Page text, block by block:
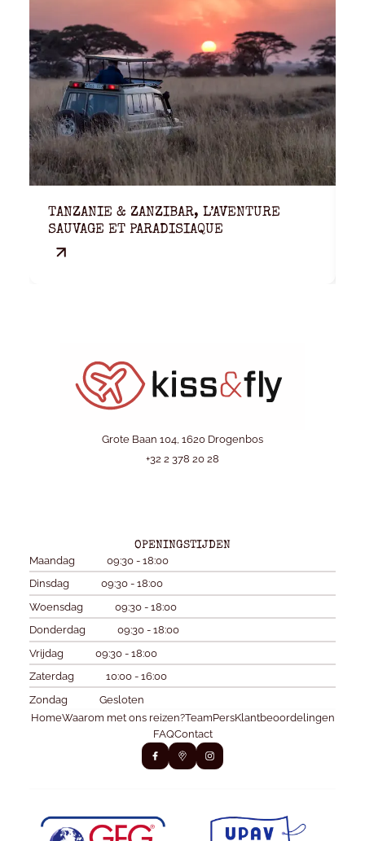
TANZANIE & ZANZIBAR, L’AVENTURE
SAUVAGE ET PARADISIAQUE
Grote Baan 104, 1620 Drogenbos
+32 2 378 20 28
OPENINGSTIJDEN
Maandag
09:30 - 18:00
Dinsdag
09:30 - 18:00
Woensdag
09:30 - 18:00
Donderdag
09:30 - 18:00
Vrijdag
09:30 - 18:00
Zaterdag
10:00 - 16:00
Zondag
Gesloten
HomeWaarom met ons reizen?TeamPersKlantbeoordelingen
FAQContact